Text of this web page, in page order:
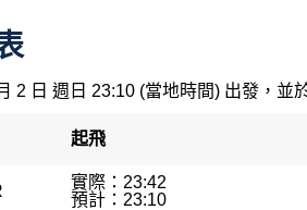
2 日 週日 23:10 (當地時間) 出發，並
起飛
實際：23:42
預計：23:10